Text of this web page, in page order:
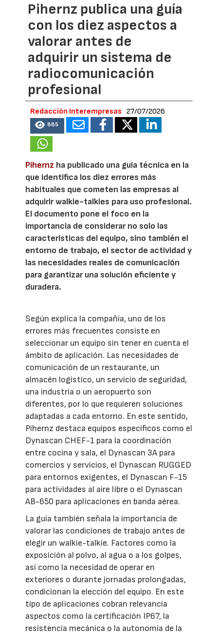
Pihernz publica una guía
con los diez aspectos a
valorar antes de
adquirir un sistema de
radiocomunicación
profesional
Redacción Interempresas 27/07/2026
885
Pihernz ha publicado una guía técnica en la
que identifica los diez errores más
habituales que cometen las empresas al
adquirir walkie-talkies para uso profesional.
El documento pone el foco en la
importancia de considerar no solo las
características del equipo, sino también el
entorno de trabajo, el sector de actividad y
las necesidades reales de comunicación
para garantizar una solución eficiente y
duradera.
Según explica la compañía, uno de los
errores más frecuentes consiste en
seleccionar un equipo sin tener en cuenta el
ámbito de aplicación. Las necesidades de
comunicación de un restaurante, un
almacén logístico, un servicio de seguridad,
una industria o un aeropuerto son
diferentes, por lo que requieren soluciones
adaptadas a cada entorno. En este sentido,
Pihernz destaca equipos específicos como el
Dynascan CHEF-1 para la coordinación
entre cocina y sala, el Dynascan 3A para
comercios y servicios, el Dynascan RUGGED
para entornos exigentes, el Dynascan F-15
para actividades al aire libre o el Dynascan
AB-650 para aplicaciones en banda aérea.
La guía también señala la importancia de
valorar las condiciones de trabajo antes de
elegir un walkie-talkie. Factores como la
exposición al polvo, al agua o a los golpes,
así como la necesidad de operar en
exteriores o durante jornadas prolongadas,
condicionan la elección del equipo. En este
tipo de aplicaciones cobran relevancia
aspectos como la certificación IP67, la
resistencia mecánica o la autonomía de la